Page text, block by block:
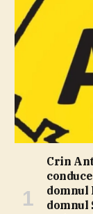
Crin
domnul
domnul